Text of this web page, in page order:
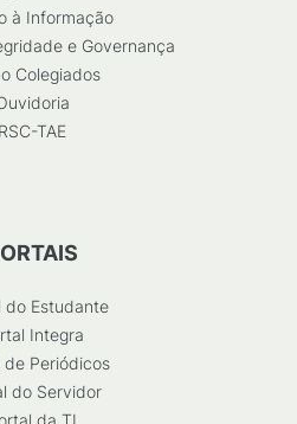
à Informação
e Governança
Colegiados
RSC-TAE
do Estudante
Integra
de Periódicos
do Servidor
da TI